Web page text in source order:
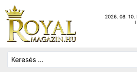
2026. 08. 10.